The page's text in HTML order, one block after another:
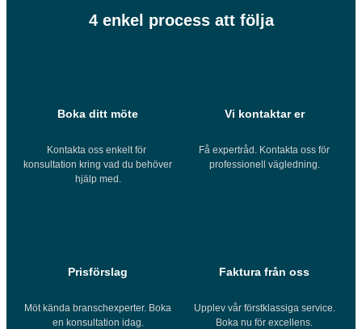
4 enkel process att följa
Boka ditt möte
Kontakta oss enkelt för
konsultation kring vad du behöver
hjälp med.
Vi kontaktar er
Få expertråd. Kontakta oss för
professionell vägledning.
Prisförslag
Möt kända branschexperter. Boka
en konsultation idag.
Faktura från oss
Upplev vår förstklassiga service.
Boka nu för excellens.